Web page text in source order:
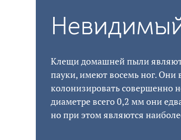
Клещи домашней пыли
пауки, имеют восемь ног. Они
колонизировать совершенно
диаметре всего 0,2 мм они
но при этом являются